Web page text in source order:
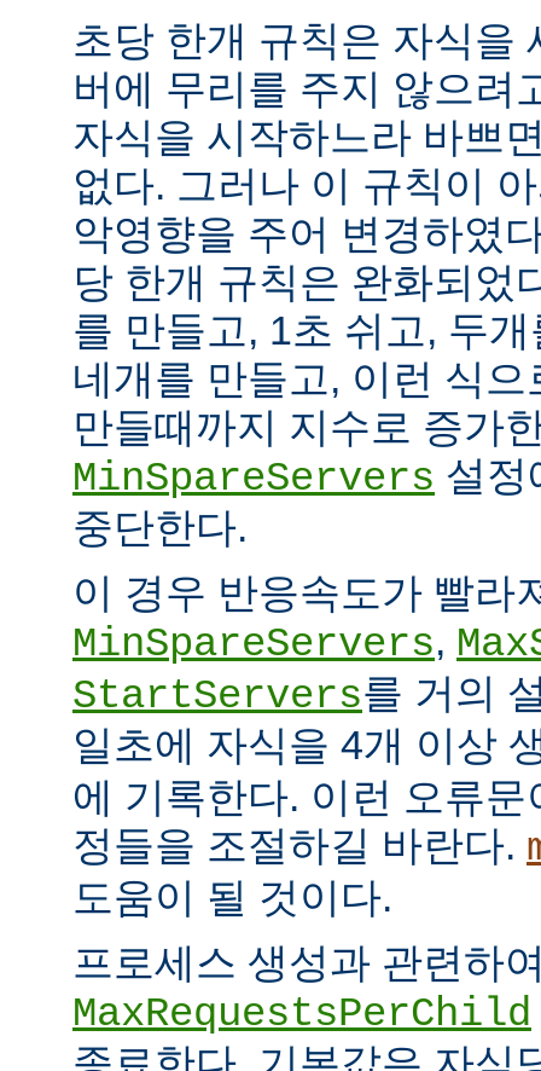
초당 한개 규칙은 자식을
버에 무리를 주지 않으려
자식을 시작하느라 바쁘
없다. 그러나 이 규칙이
악영향을 주어 변경하였
당 한개 규칙은 완화되었
를 만들고, 1초 쉬고, 두
네개를 만들고, 이런 식
만들때까지 지수로 증가
MinSpareServers 설정
중단한다.
이 경우 반응속도가 빨라
MinSpareServers,
StartServers를 거의
일초에 자식을 4개 이상
에 기록한다. 이런 오류
정들을 조절하길 바란다.
도움이 될 것이다.
프로세스 생성과 관련하
MaxRequestsPerChild